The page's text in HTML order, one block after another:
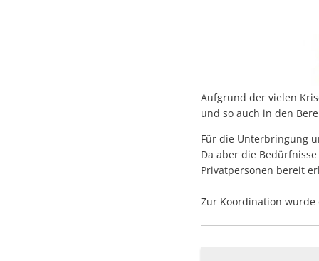
Aufgrund der vielen
und so auch in den
Für die Unterbringung
Da aber die
Privatpersonen bereit
Zur Koordination